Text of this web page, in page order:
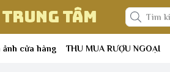
Tâm
ảnh cửa hàng THU MUA RƯỢU NGOẠI